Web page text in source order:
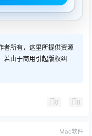
者所有，这里所提供资源
若由于商用引起版权纠
0 0
Mac软件